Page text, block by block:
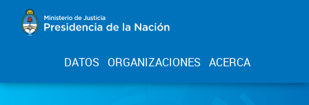
DATOS ORGANIZACIONES ACERCA